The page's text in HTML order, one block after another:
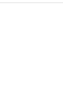
ます。当ウェブ
Cookie(クッキー)
す。Cookie(ク
撤回したりする
）情報の取り扱